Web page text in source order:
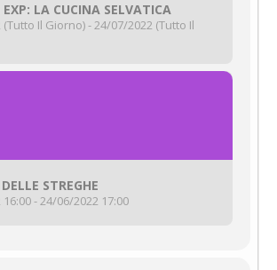
EXP: LA CUCINA SELVATICA
Il Giorno) - 24/07/2022 (Tutto Il
STREGHE
- 24/06/2022 17:00